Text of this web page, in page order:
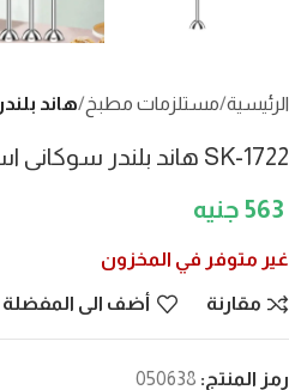
الرئيسية مستلزمات مطبخ هاند بلندر
SK-1722 هاند بلندر سوكانى استنالس 300وات
563
غير متوفر في المخزون
مقارنة أضف الى المفضلة
رمز المنتج: 050638